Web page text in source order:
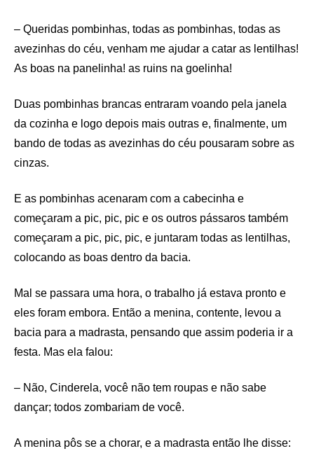
– Queridas pombinhas, todas as pombinhas, todas as
avezinhas do céu, venham me ajudar a catar as lentilhas!
As boas na panelinha! as ruins na goelinha!
Duas pombinhas brancas entraram voando pela janela
da cozinha e logo depois mais outras e, finalmente, um
bando de todas as avezinhas do céu pousaram sobre as
cinzas.
E as pombinhas acenaram com a cabecinha e
começaram a pic, pic, pic e os outros pássaros também
começaram a pic, pic, pic, e juntaram todas as lentilhas,
colocando as boas dentro da bacia.
Mal se passara uma hora, o trabalho já estava pronto e
eles foram embora. Então a menina, contente, levou a
bacia para a madrasta, pensando que assim poderia ir a
festa. Mas ela falou:
– Não, Cinderela, você não tem roupas e não sabe
dançar; todos zombariam de você.
A menina pôs se a chorar, e a madrasta então lhe disse: